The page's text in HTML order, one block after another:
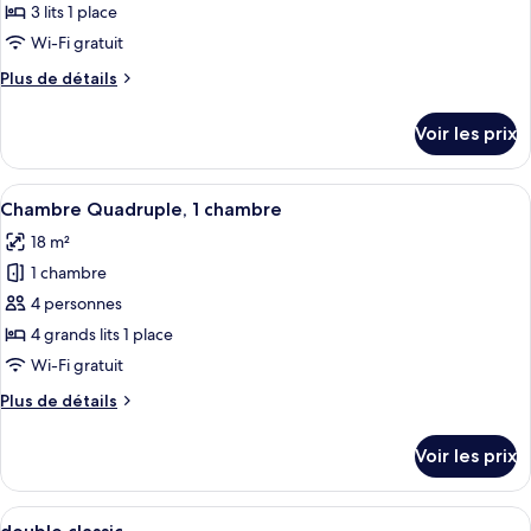
jumeaux
pour
ce
type
de
Chambre
Triple
3 lits 1 place
Wi-Fi gratuit
Plus de détails
Plus
le
type
de
Chambre
Triple
Voir les prix
Afficher
toutes
les
photos
pour
ce
type
chambre :
chambre
Une chambre d’hôtel avec deux
4
Chambre Quadruple, 1 chambre
18 m²
1 chambre
4 personnes
4 grands lits 1 place
Wi-Fi gratuit
Plus de détails
Plus
le
type
Voir les prix
Afficher
Une chambre d’hôtel comprenant